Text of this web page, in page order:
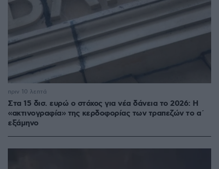
Στα 15 δισ. ευρώ ο στόχος για νέα δάνεια το 2026: Η
«ακτινογραφία» της κερδοφορίας των τραπεζών το α΄
εξάμηνο
πριν 10 λεπτά